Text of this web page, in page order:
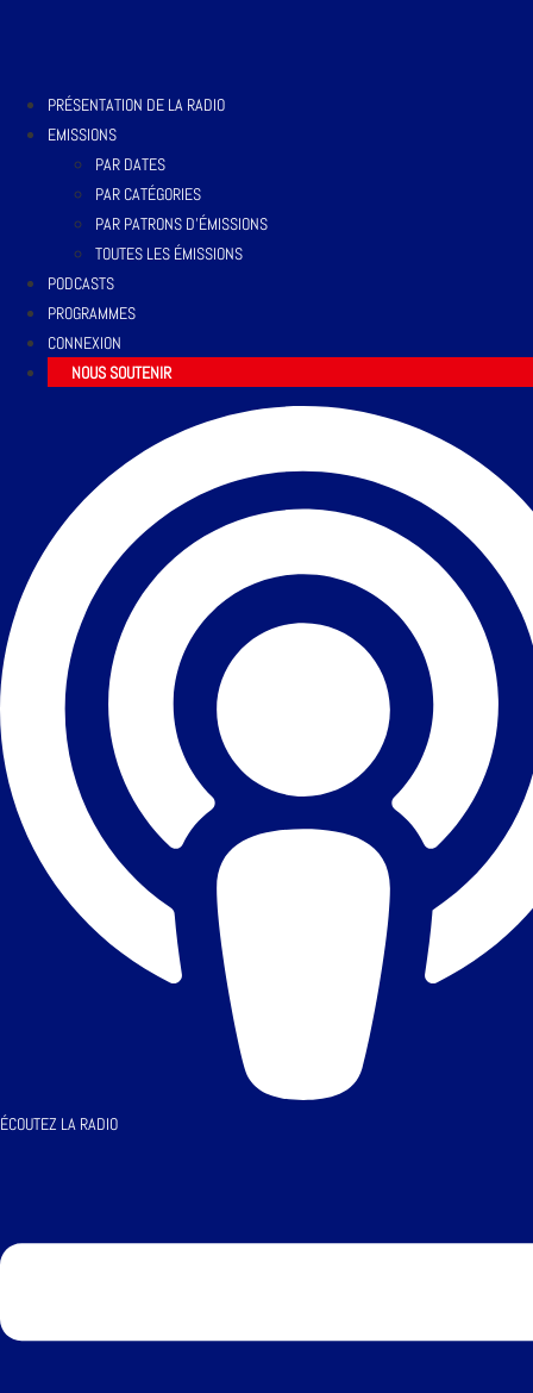
PRÉSENTATION DE LA RADIO
EMISSIONS
PAR DATES
PAR CATÉGORIES
PAR PATRONS D’ÉMISSIONS
TOUTES LES ÉMISSIONS
PODCASTS
PROGRAMMES
CONNEXION
NOUS SOUTENIR
ÉCOUTEZ LA RADIO